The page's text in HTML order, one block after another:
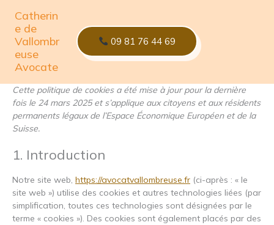
contenu
Catherin
e de
Vallombr
euse
Avocate
09 81 76 44 69
Politique de cookies (UE)
Cette politique de cookies a été mise à jour pour la dernière
fois le 24 mars 2025 et s’applique aux citoyens et aux résidents
permanents légaux de l’Espace Économique Européen et de la
Suisse.
1. Introduction
Notre site web, https://avocatvallombreuse.fr (ci-après : « le
site web ») utilise des cookies et autres technologies liées (par
simplification, toutes ces technologies sont désignées par le
terme « cookies »). Des cookies sont également placés par des